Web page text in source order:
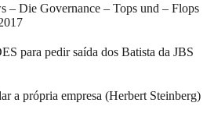
– Die Governance – Tops und – Flops
para pedir saída dos Batista da JBS
a própria empresa (Herbert Steinberg)